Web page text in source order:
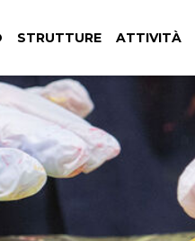
STRUTTURE ATTIVITÀ